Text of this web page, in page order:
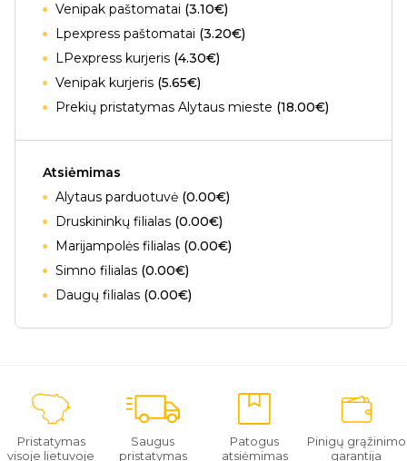
Venipak paštomatai (3.10€)
Lpexpress paštomatai (3.20€)
LPexpress kurjeris (4.30€)
Venipak kurjeris (5.65€)
Prekių pristatymas Alytaus mieste (18.00€)
Atsiėmimas
Alytaus parduotuvė (0.00€)
Druskininkų filialas (0.00€)
Marijampolės filialas (0.00€)
Simno filialas (0.00€)
Daugų filialas (0.00€)
Pristatymas
visoje lietuvoje
Saugus
pristatymas
Patogus
atsiėmimas
Pinigų grąžinimo
garantija